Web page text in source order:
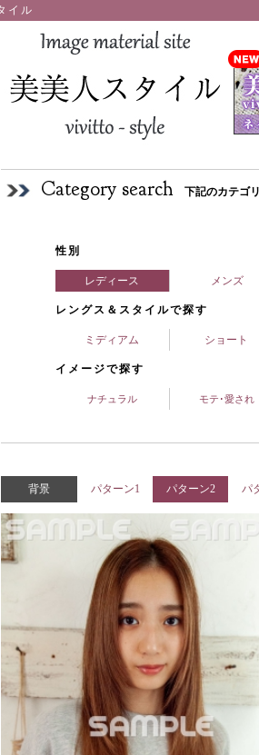
イル
Category search 下記のカテゴ
性別
レディース メンズ
レングス＆スタイルで探す
ミディアム ショート
イメージで探す
ナチュラル モテ･愛され
背景 パターン1 パターン2 パ